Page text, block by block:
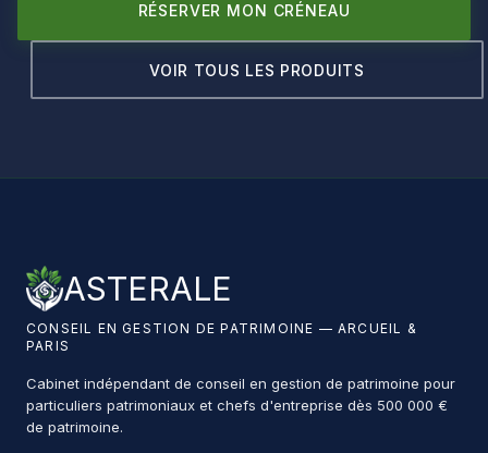
RÉSERVER MON CRÉNEAU
VOIR TOUS LES PRODUITS
ASTERALE
CONSEIL EN GESTION DE PATRIMOINE — ARCUEIL &
PARIS
Cabinet indépendant de conseil en gestion de patrimoine pour
particuliers patrimoniaux et chefs d'entreprise dès 500 000 €
de patrimoine.